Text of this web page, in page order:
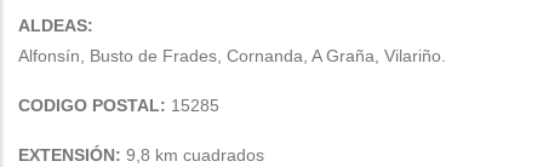
ALDEAS:
Alfonsín, Busto de Frades, Cornanda, A Graña, Vilariño.
CODIGO POSTAL: 15285
EXTENSIÓN: 9,8 km cuadrados